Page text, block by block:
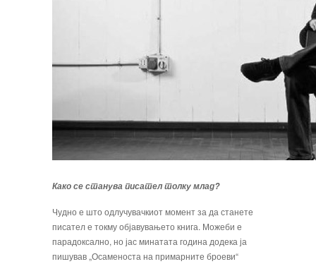
Како се станува писател толку млад?
Чудно е што одлучувачкиот момент за да станете
писател е токму објавувањето книга. Можеби е
парадоксално, но јас ми­натата година додека ја
пишував „Осаменоста на примарните броеви“